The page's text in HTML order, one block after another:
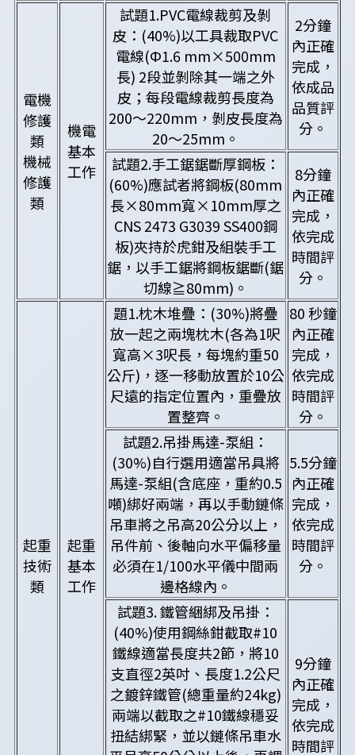
電機
修護
類
機械
修護
類
機電
基本
工作
試題1.PVC電線裁剪及剝
皮：(40%)以工具裁取PVC
電線(Ф1.6 mm×500mm
長) 2段並剝除其一端之外
皮；每段電線裁剪長度為
200～220mm，剝皮長度為
20～25mm。
2分鐘
內正確
完成，
依成品
品質評
分。
試題2.手工鋸鋸斷厚鋼板：
(60%)應試者將鋼板(80mm
長×80mm寬×10mm厚之
CNS 2473 G3039 SS400鋼
板)夾持於虎鉗及組裝手工
鋸，以手工鋸將鋼板鋸斷(鋸
切線≧80mm)。
8分鐘
內正確
完成，
依完成
時間評
分。
起重
技術
類
起重
基本
工作
題1.枕木堆疊：(30%)將疊
放一起之兩塊枕木(各為1呎
寬高×3呎長，每塊約重50
公斤)，逐一移動放置於10公
尺遠的指定位置內，重疊放
置整齊。
80 秒鐘
內正確
完成，
依完成
時間評
分。
試題2.吊掛馬達-泵組：
(30%)自行選用適當吊具將
馬達-泵組(含底座，重約0.5
噸)綁好兩端，再以手動鏈條
吊車將之吊高20公分以上，
吊件前、後軸向水平偏移量
必須在1/100水平儀中間兩
邊格線內。
5.5分鐘
內正確
完成，
依完成
時間評
分。
試題3. 鐵管綑綁及吊掛：
(40%)使用鋼絲鉗截取#10
鐵線適當長度共2節，將10
支直徑2英吋、長度1.2公尺
之鍍鋅鐵管(總重量約24kg)
兩端以截取之#10鐵線穩妥
扭結綁緊，並以鏈條吊車水
9分鐘
內正確
完成，
依完成
時間評